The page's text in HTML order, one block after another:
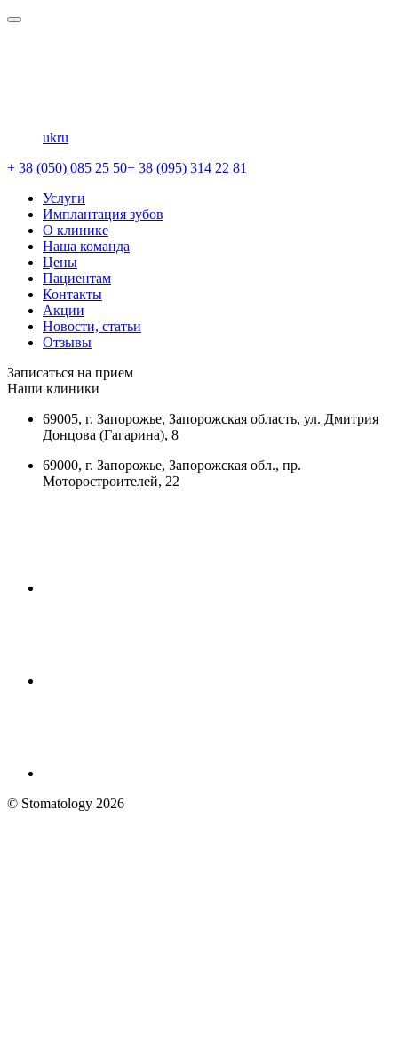
ukru
+ 38 (050) 085 25 50+ 38 (095) 314 22 81
Услуги
Имплантация зубов
О клинике
Наша команда
Цены
Пациентам
Контакты
Акции
Новости, статьи
Отзывы
Записаться на прием
Наши клиники
69005, г. Запорожье, Запорожская область, ул. Дмитрия
Донцова (Гагарина), 8
69000, г. Запорожье, Запорожская обл., пр.
Моторостроителей, 22
© Stomatology 2026